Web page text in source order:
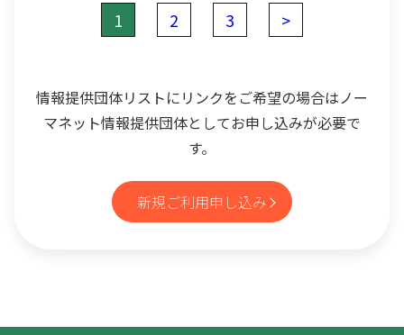
1 2 3 >
情報提供団体リストにリンクをご希望の場合はノー
マネット情報提供団体としてお申し込みが必要で
す。
新規ご利用申し込み